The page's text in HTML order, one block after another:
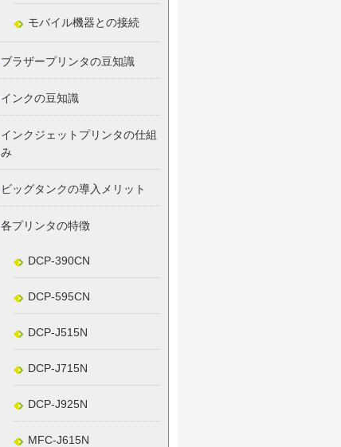
モバイル機器との接続
ブラザープリンタの豆知識
インクの豆知識
インクジェットプリンタの仕組
み
ビッグタンクの導入メリット
各プリンタの特徴
DCP-390CN
DCP-595CN
DCP-J515N
DCP-J715N
DCP-J925N
MFC-J615N